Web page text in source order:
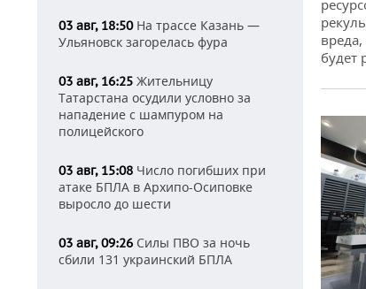
03 авг, 18:50На трассе Казань —
Ульяновск загорелась фура
03 авг, 16:25 Жительницу
Татарстана осудили условно за
нападение с шампуром на
полицейского
03 авг, 15:08 Число погибших при
атаке БПЛА в Архипо-Осиповке
выросло до шести
03 авг, 09:26 Силы ПВО за ночь
сбили 131 украинский БПЛА
будет